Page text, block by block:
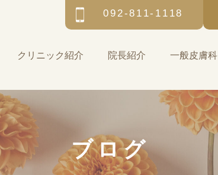
092-811-1118
クリニック紹介 院長紹介 一般皮膚科
ブログ